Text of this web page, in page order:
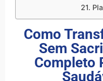
Como
Sem
Completo